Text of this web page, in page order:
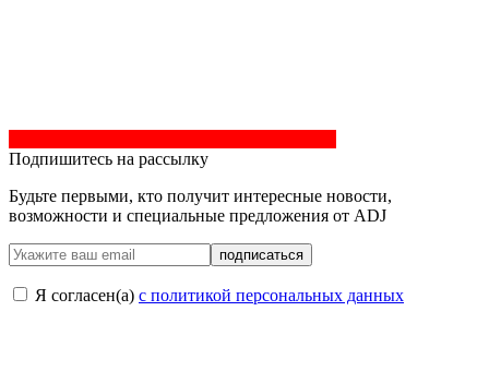
Подпишитесь на рассылку
Будьте первыми, кто получит интересные новости,
возможности и специальные предложения от ADJ
подписаться
Я согласен(a) с политикой персональных данных